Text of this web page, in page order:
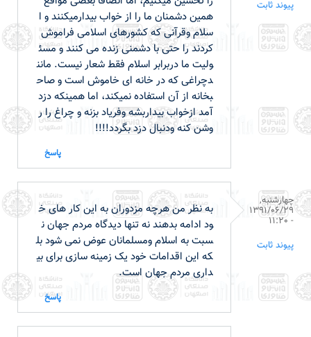
پیوند ثابت
همین دشمنان ما را از خواب بیدارمیکنند و ا
سلام وقرآنی که کشورهای اسلامی فراموش
کردند را حتی با دشمنی زنده می کنند و مسئ
ولیت ما دربرابر اسلام فقط شعار نیست. مانن
دچراغی که در خانه ای خاموش است و صاح
بخانه از آن استفاده نمیکند، اما همینکه دزد
آمد ازخواب بیداربشه وفریاد بزنه و چراغ را ر
وشن کنه ودنبال دزد بگردد!!!!
پاسخ
چهارشنبه,
1391/06/29
- 11:20
پیوند ثابت
به نظر من هرچه مزدوران به این کار های خ
ود ادامه بدهند نه تنها دیدگاه مردم جهان ن
سبت به اسلام ومسلمانان عوض نمی شود بل
که این اقدامات خود یک زمینه سازی برای بی
داری مردم جهان است.
پاسخ